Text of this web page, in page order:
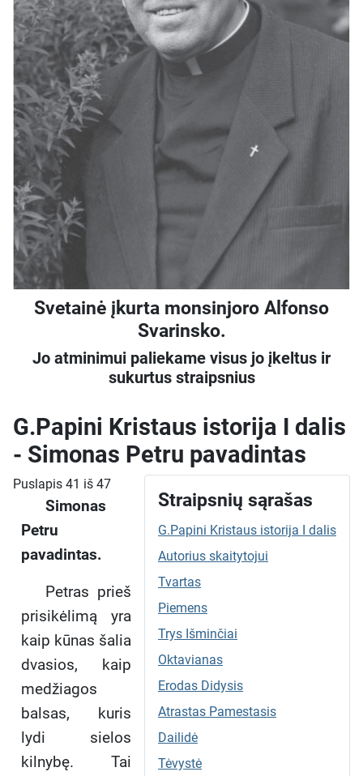
Svetainė įkurta monsinjoro Alfonso
Svarinsko.
Jo atminimui paliekame visus jo įkeltus ir
sukurtus straipsnius
G.Papini Kristaus istorija I dalis
- Simonas Petru pavadintas
Straipsnių sąrašas
G.Papini Kristaus istorija I dalis
Autorius skaitytojui
Tvartas
Piemens
Trys Išminčiai
Oktavianas
Erodas Didysis
Atrastas Pamestasis
Dailidė
Tėvystė
Puslapis 41 iš 47
Simonas
Petru
pavadintas.
Petras prieš
prisikėlimą yra
kaip kūnas šalia
dvasios, kaip
medžiagos
balsas, kuris
lydi sielos
kilnybę. Tai